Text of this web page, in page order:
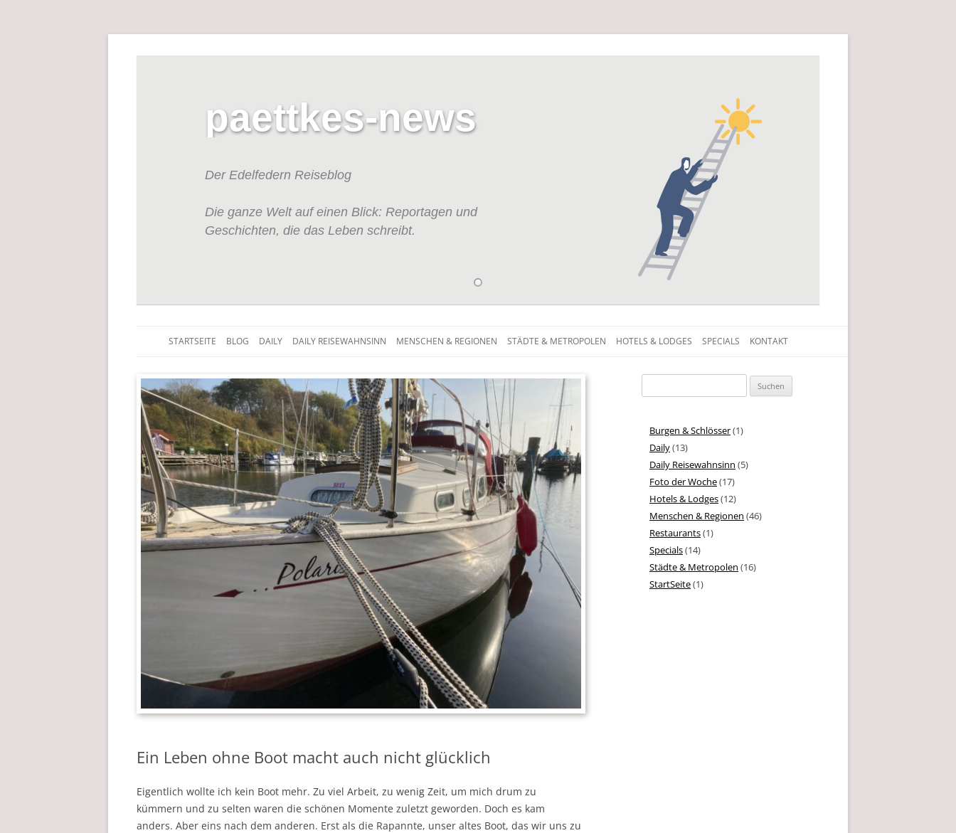
paettkes-news
Der Edelfedern Reiseblog
Die ganze Welt auf einen Blick: Reportagen und
Geschichten, die das Leben schreibt.
Paettkes News
Der Edelfedern Reiseblog – Die ganze Welt auf einen Blick. Reportagen, Texte und Geschichten aus dem Leben
STARTSEITE BLOG DAILY DAILY REISEWAHNSINN MENSCHEN & REGIONEN STÄDTE & METROPOLEN HOTELS & LODGES SPECIALS KONTAKT
Ein Leben ohne Boot macht auch nicht glücklich
Eigentlich wollte ich kein Boot mehr. Zu viel Arbeit, zu wenig Zeit, um mich drum zu
kümmern und zu selten waren die schönen Momente zuletzt geworden. Doch es kam
anders. Aber eins nach dem anderen. Erst als die Rapannte, unser altes Boot, das wir uns zu
nach:
Burgen & Schlösser(1)
Daily(13)
Daily Reisewahnsinn (5)
Foto der Woche(17)
Hotels & Lodges(12)
Menschen & Regionen (46)
Restaurants(1)
Specials(14)
Städte & Metropolen (16)
StartSeite(1)